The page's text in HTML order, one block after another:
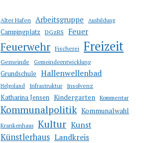
Alter Hafen Arbeitsgruppe Ausbildung
Campingplatz DGzRS Feuer
Feuerwehr Fischerei Freizeit
Gemeinde Gemeindeentwicklung
Grundschule Hallenwellenbad
Helgoland Infrastruktur Insolvenz
Katharina Jensen Kindergarten Kommentar
Kommunalpolitik Kommunalwahl
Krankenhaus Kultur Kunst
Künstlerhaus Landkreis